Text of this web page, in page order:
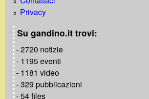
Privacy
Su gandino.it trovi:
- 2720 notizie
- 1195 eventi
- 1181 video
- 329 pubblicazioni
- 54 files